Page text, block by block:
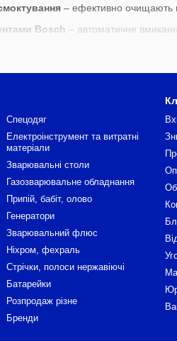
– ефективно очищають
Bosch – автоматичне
до 99,97% дрібних частинок.
колеса та зручні ручки для
пилосмоки Bosch
– прибирання бетону, штукатурки,
очищення від тирси та
металевої стружки, масел та води.
без зупинки робочого
– від 1000 до 1600 Вт залежно від
л для різних завдань.
або аквафільтр для чистого повітря.
Спецодяг
Електроінструмент та витратні
матеріали
Зварювальні столи
Газозварювальне обладнання
Припій, бабіт, олово
Генератори
Зварювальний флюс
Ніхром, фехраль
Стрічки, полоси нержавіючі
Батарейки
Розпродаж різне
Бренди